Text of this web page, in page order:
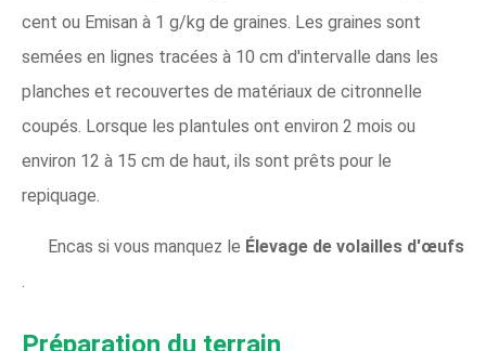
cent ou Emisan à 1 g/kg de graines. Les graines sont
semées en lignes tracées à 10 cm d'intervalle dans les
planches et recouvertes de matériaux de citronnelle
coupés. Lorsque les plantules ont environ 2 mois ou
environ 12 à 15 cm de haut, ils sont prêts pour le
repiquage.
Encas si vous manquez le Élevage de volailles d'œufs
.